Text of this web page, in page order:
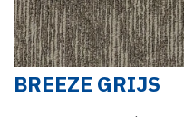
BREEZE GRIJS